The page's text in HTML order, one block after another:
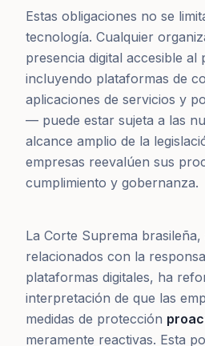
Estas obligaciones no se
tecnología. Cualquier
presencia digital accesible
incluyendo plataformas de
aplicaciones de servicios y
— puede estar sujeta a las
alcance amplio de la
empresas reevalúen sus
cumplimiento y gobernanza.
La Corte Suprema
relacionados con la
plataformas digitales, ha
interpretación de que las
medidas de protección
meramente reactivas. Esta